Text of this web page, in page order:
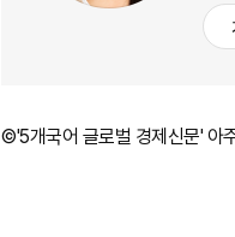
©'5개국어 글로벌 경제신문' 아